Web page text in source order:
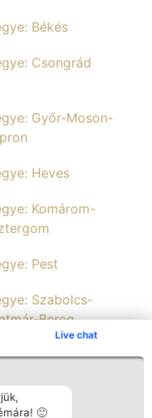
Live chat
🙂
Békés
Csongrád
Győr-Moson-
Heves
Komárom-
Pest
Szabolcs-
Bereg
Vas
Zala